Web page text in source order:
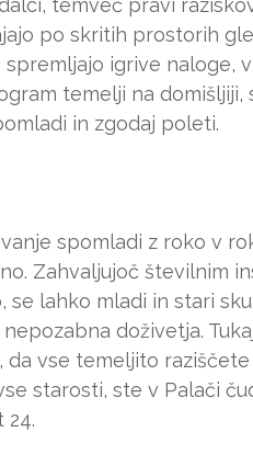
temveč pravi
po skritih prostorih
igrive naloge,
temelji na domišljiji,
in zgodaj poleti.
spomladi z roko v
Zahvaljujoč številnim
lahko mladi in stari
doživetja.
vse temeljito
starosti, ste v Palači
24.